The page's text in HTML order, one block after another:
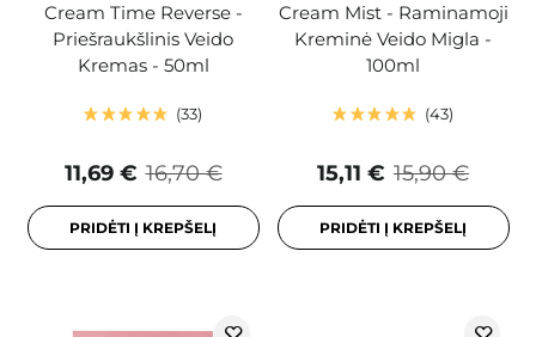
Cream Time Reverse -
Priešraukšlinis Veido
Kremas - 50ml
33
16,70 €
11,69 €
PRIDĖTI Į KREPŠELĮ
Cream Mist - Raminamoji
Kreminė Veido Migla -
100ml
43
15,90 €
15,11 €
PRIDĖTI Į KREPŠELĮ